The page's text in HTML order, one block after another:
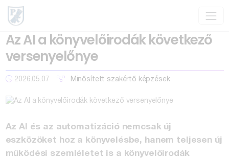
Az AI a könyvelőirodák következő
versenyelőnye
2026.05.07 Minősített szakértő képzések
Az AI és az automatizáció nemcsak új
eszközöket hoz a könyvelésbe, hanem teljesen új
működési szemléletet is a könyvelőirodák